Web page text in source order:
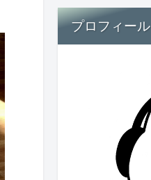
プロフィール